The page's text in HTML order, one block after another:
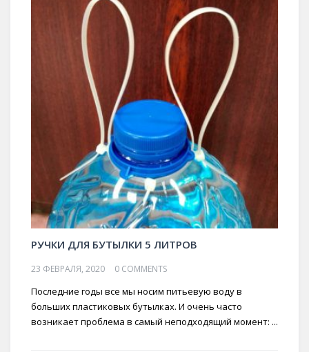
РУЧКИ ДЛЯ БУТЫЛКИ 5 ЛИТРОВ
23 ФЕВРАЛЯ, 2020 0 COMMENTS
Последние годы все мы носим питьевую воду в
больших пластиковых бутылках. И очень часто
возникает проблема в самый неподходящий момент: ...